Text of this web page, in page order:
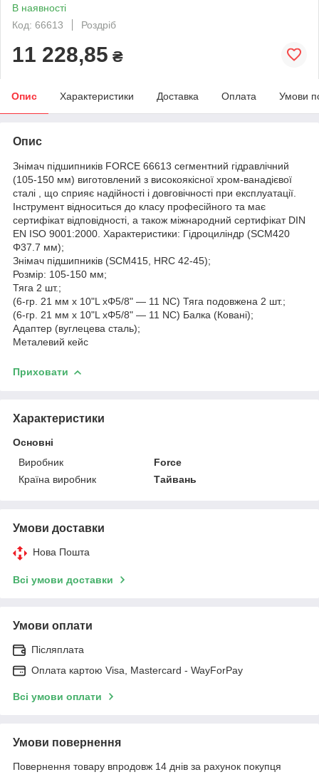
В наявності
Код: 66613
Роздріб
11 228,85 ₴
Опис Характеристики Доставка Оплата Умови
Опис
Знімач підшипників FORCE 66613 сегментний гідравлічний
(105-150 мм) виготовлений з високоякісної хром-ванадієвої
сталі , що сприяє надійності і довговічності при експлуатації.
Інструмент відноситься до класу професійного та має
сертифікат відповідності, а також міжнародний сертифікат DIN
EN ISO 9001:2000. Характеристики: Гідроциліндр (SCM420
Φ37.7 мм);
Знімач підшипників (SCM415, HRC 42-45);
Розмір: 105-150 мм;
Тяга 2 шт.;
(6-гр. 21 мм x 10"L xΦ5/8" — 11 NC) Тяга подовжена 2 шт.;
(6-гр. 21 мм x 10"L xΦ5/8" — 11 NC) Балка (Ковані);
Адаптер (вуглецева сталь);
Металевий кейс
Приховати
Характеристики
Основні
Виробник
Force
Країна виробник
Тайвань
Умови доставки
Нова Пошта
Всі умови доставки
Умови оплати
Післяплата
Оплата картою Visa, Mastercard - WayForPay
Всі умови оплати
Умови повернення
Повернення товару впродовж 14 днів за рахунок покупця